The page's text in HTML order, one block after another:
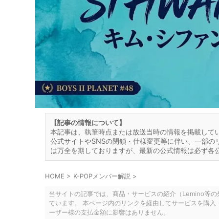
【記事の情報について】
本記事は、執筆時点または放送当時の情報を掲載して
公式サイトやSNSの閉鎖・仕様変更等に伴い、一部
は万全を期しておりますが、最新の公式情報は必ず
HOME > K-POPメンバー解説 >
当サイトの記事では、商品・サービスの紹介（Lemino等
ています。 本ページ内のリンクを経由してサービスを購
ーザー様の支払金額に影響はありません。